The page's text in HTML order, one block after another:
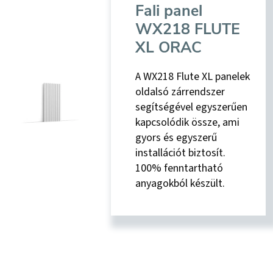
Fali panel
WX218 FLUTE
XL ORAC
A WX218 Flute XL panelek
oldalsó zárrendszer
segítségével egyszerűen
kapcsolódik össze, ami
gyors és egyszerű
installációt biztosít.
100% fenntartható
anyagokból készült.